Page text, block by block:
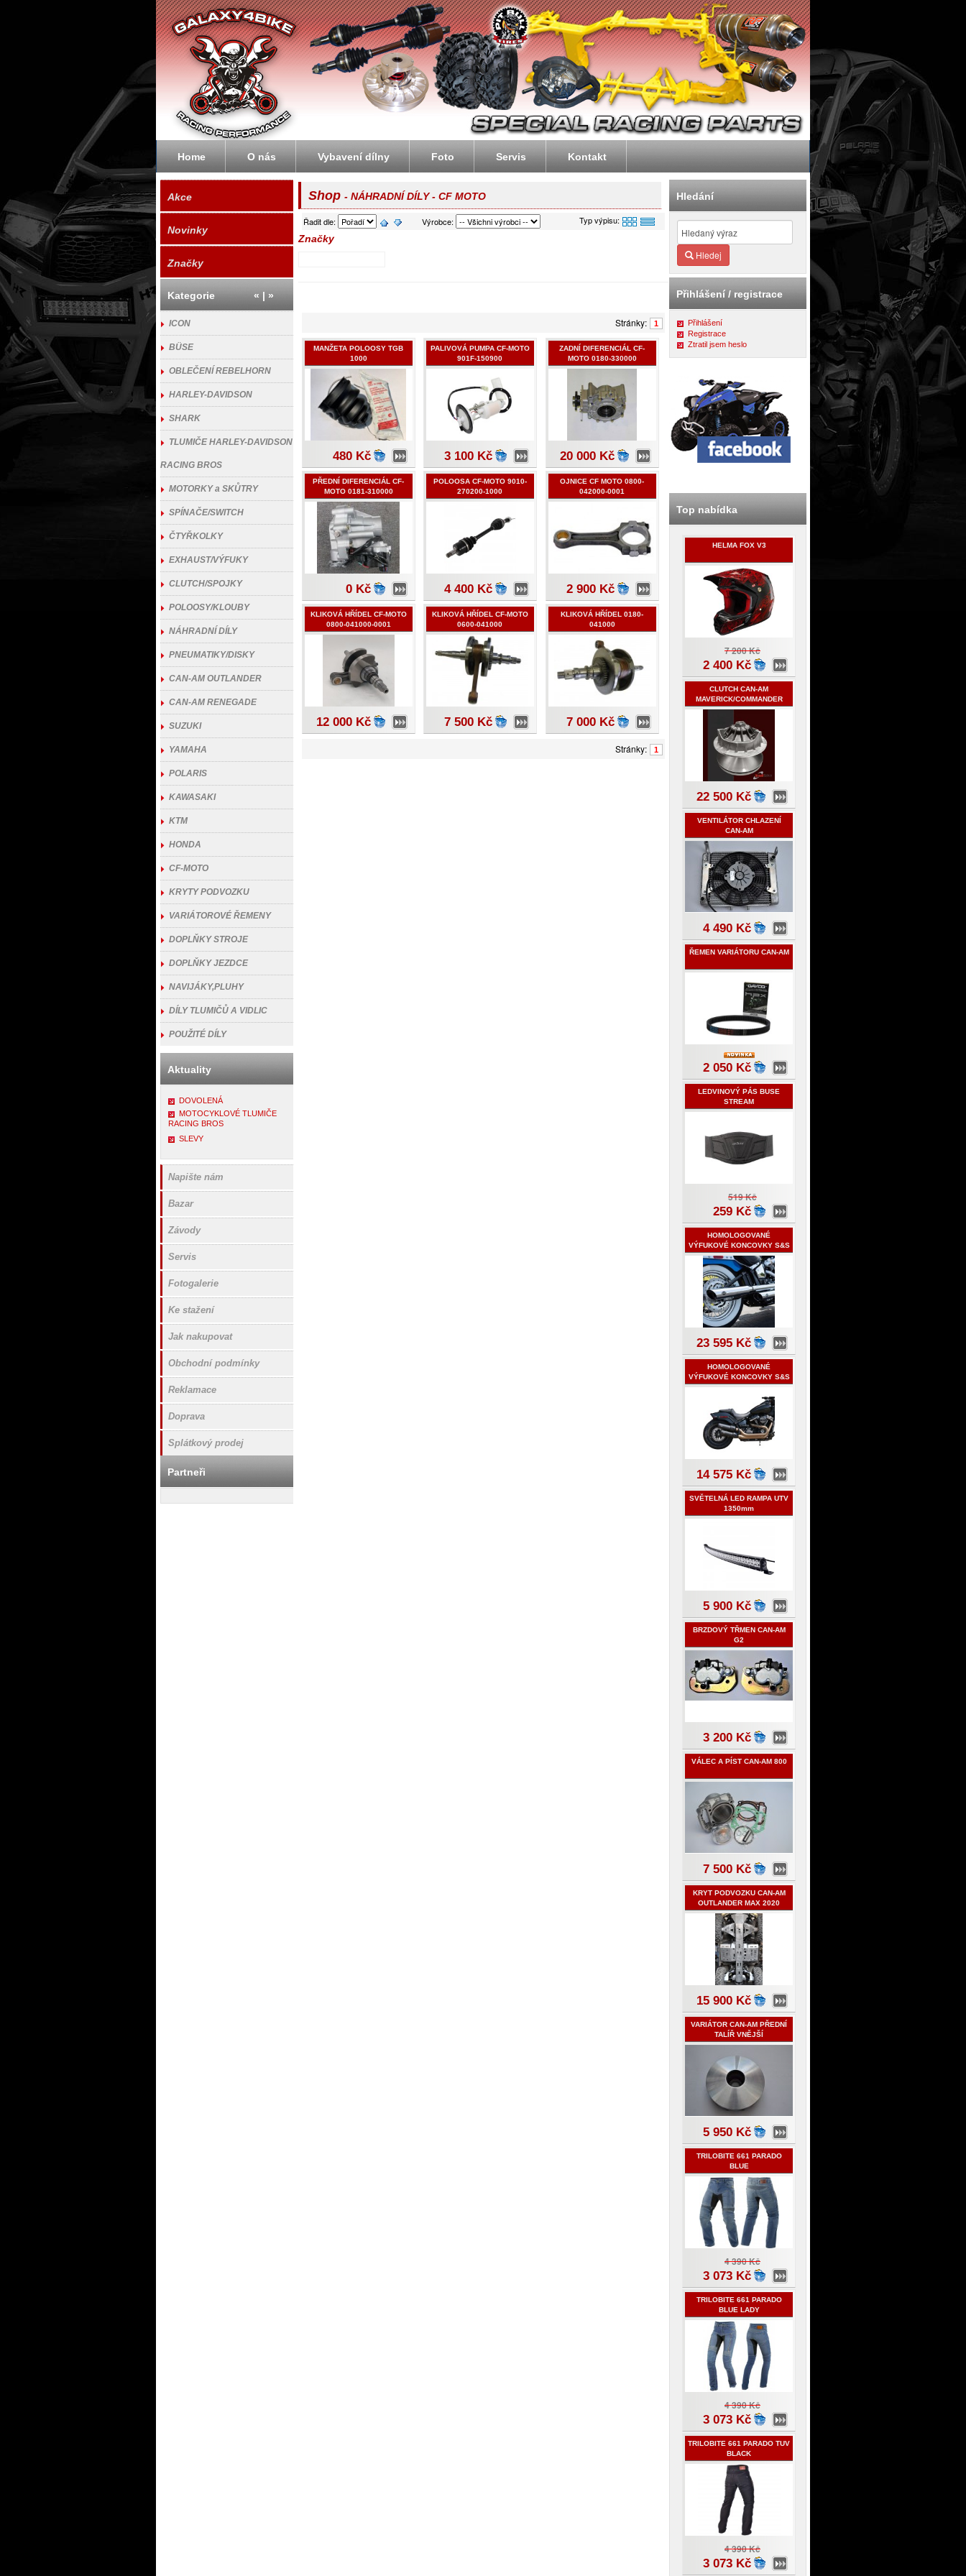
Galaxybike.cz - motorky, čtyřkolky, enduro, atv, dirtbike, streetbike
Shop - NÁHRADNÍ DÍLY - CF MOTO
Řadit dle: Výrobce:
Typ výpisu:
Značky
Stránky: 1
MANŽETA POLOOSY TGB
1000
480 Kč
PALIVOVÁ PUMPA CF-MOTO
901F-150900
3 100 Kč
ZADNÍ DIFERENCIÁL CF-
MOTO 0180-330000
20 000 Kč
PŘEDNÍ DIFERENCIÁL CF-
MOTO 0181-310000
0 Kč
POLOOSA CF-MOTO 9010-
270200-1000
4 400 Kč
OJNICE CF MOTO 0800-
042000-0001
2 900 Kč
KLIKOVÁ HŘÍDEL CF-MOTO
0800-041000-0001
12 000 Kč
KLIKOVÁ HŘÍDEL CF-MOTO
0600-041000
7 500 Kč
KLIKOVÁ HŘÍDEL 0180-
041000
7 000 Kč
Stránky: 1
Akce
Novinky
Značky
Kategorie « | »
ICON
BÜSE
OBLEČENÍ REBELHORN
HARLEY-DAVIDSON
SHARK
TLUMIČE HARLEY-DAVIDSON
RACING BROS
MOTORKY a SKŮTRY
SPÍNAČE/SWITCH
ČTYŘKOLKY
EXHAUST/VÝFUKY
CLUTCH/SPOJKY
POLOOSY/KLOUBY
NÁHRADNÍ DÍLY
PNEUMATIKY/DISKY
CAN-AM OUTLANDER
CAN-AM RENEGADE
SUZUKI
YAMAHA
POLARIS
KAWASAKI
KTM
HONDA
CF-MOTO
KRYTY PODVOZKU
VARIÁTOROVÉ ŘEMENY
DOPLŇKY STROJE
DOPLŇKY JEZDCE
NAVIJÁKY,PLUHY
DÍLY TLUMIČŮ A VIDLIC
POUŽITÉ DÍLY
Aktuality
DOVOLENÁ
MOTOCYKLOVÉ TLUMIČE
RACING BROS
SLEVY
Napište nám
Bazar
Závody
Servis
Fotogalerie
Ke stažení
Jak nakupovat
Obchodní podmínky
Reklamace
Doprava
Splátkový prodej
Partneři
Hledání
Hledej
Přihlášení / registrace
Přihlášení
Registrace
Ztratil jsem heslo
Top nabídka
HELMA FOX V3
7 200 Kč
2 400 Kč
CLUTCH CAN-AM
MAVERICK/COMMANDER
1000
22 500 Kč
VENTILÁTOR CHLAZENÍ
CAN-AM
RENEGADE/OUTLANDER
4 490 Kč
ŘEMEN VARIÁTORU CAN-AM
2 050 Kč
LEDVINOVÝ PÁS BUSE
STREAM
519 Kč
259 Kč
HOMOLOGOVANÉ
VÝFUKOVÉ KONCOVKY S&S
- HARLEY-HAVIDSON
SOFTAIL 2018
23 595 Kč
HOMOLOGOVANÉ
VÝFUKOVÉ KONCOVKY S&S
- HARLEY-HAVIDSON
SOFTAIL 2018
14 575 Kč
SVĚTELNÁ LED RAMPA UTV
1350mm
5 900 Kč
BRZDOVÝ TŘMEN CAN-AM
G2
3 200 Kč
VÁLEC A PÍST CAN-AM 800
7 500 Kč
KRYT PODVOZKU CAN-AM
OUTLANDER MAX 2020
15 900 Kč
VARIÁTOR CAN-AM PŘEDNÍ
TALÍŘ VNĚJŠÍ
5 950 Kč
TRILOBITE 661 PARADO
BLUE
4 390 Kč
3 073 Kč
TRILOBITE 661 PARADO
BLUE LADY
4 390 Kč
3 073 Kč
TRILOBITE 661 PARADO TUV
BLACK
4 390 Kč
3 073 Kč
Home O nás Vybavení dílny Foto Servis Kontakt